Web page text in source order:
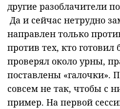
другие разоблачители
Да и сейчас нетрудно
направлен только
против тех, кто готовил
проверял около урны,
поставлены «галочки».
совсем не так, чтобы с
пример. На первой